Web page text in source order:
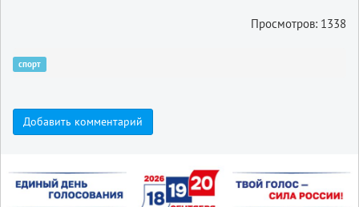
Просмотров: 1338
спорт
Добавить комментарий